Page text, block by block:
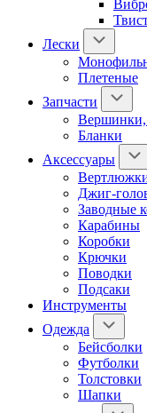
Лески
Плетеные
Запчасти
Вершинки,
Бланки
Аксессуары
Джиг-
Заводные
Карабины
Коробки
Крючки
Поводки
Подсаки
Инструменты
Одежда
Бейсболки
Футболки
Толстовки
Шапки